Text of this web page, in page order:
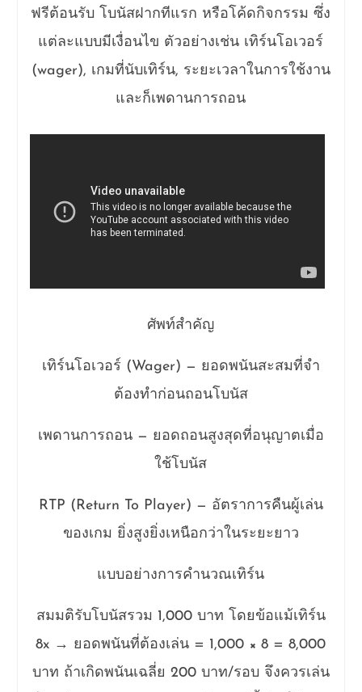
ฟรีต้อนรับ โบนัสฝากทีแรก หรือโค้ดกิจกรรม ซึ่ง
แต่ละแบบมีเงื่อนไข ตัวอย่างเช่น เทิร์นโอเวอร์
(wager), เกมที่นับเทิร์น, ระยะเวลาในการใช้งาน
และก็เพดานการถอน
ศัพท์สำคัญ
เทิร์นโอเวอร์ (Wager) — ยอดพนันสะสมที่จำ
ต้องทำก่อนถอนโบนัส
เพดานการถอน — ยอดถอนสูงสุดที่อนุญาตเมื่อ
ใช้โบนัส
RTP (Return To Player) — อัตราการคืนผู้เล่น
ของเกม ยิ่งสูงยิ่งเหนือกว่าในระยะยาว
แบบอย่างการคำนวณเทิร์น
สมมติรับโบนัสรวม 1,000 บาท โดยข้อแม้เทิร์น
8x → ยอดพนันที่ต้องเล่น = 1,000 × 8 = 8,000
บาท ถ้าเกิดพนันเฉลี่ย 200 บาท/รอบ จึงควรเล่น